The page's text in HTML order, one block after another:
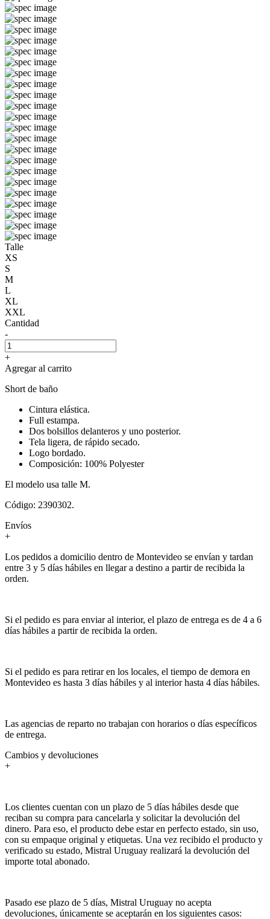
Talle
XS
S
M
L
XL
XXL
Cantidad
-
+
Agregar al carrito
Short de baño
Cintura elástica.
Full estampa.
Dos bolsillos delanteros y uno posterior.
Tela ligera, de rápido secado.
Logo bordado.
Composición: 100% Polyester
El modelo usa talle M.
Código: 2390302.
Envíos
+
Los pedidos a domicilio dentro de Montevideo se envían y tardan
entre 3 y 5 días hábiles en llegar a destino a partir de recibida la
orden.
Si el pedido es para enviar al interior, el plazo de entrega es de 4 a 6
días hábiles a partir de recibida la orden.
Si el pedido es para retirar en los locales, el tiempo de demora en
Montevideo es hasta 3 días hábiles y al interior hasta 4 días hábiles.
Las agencias de reparto no trabajan con horarios o días específicos
de entrega.
Cambios y devoluciones
+
Los clientes cuentan con un plazo de 5 días hábiles desde que
reciban su compra para cancelarla y solicitar la devolución del
dinero. Para eso, el producto debe estar en perfecto estado, sin uso,
con su empaque original y etiquetas. Una vez recibido el producto y
verificado su estado, Mistral Uruguay realizará la devolución del
importe total abonado.
Pasado ese plazo de 5 días, Mistral Uruguay no acepta
devoluciones, únicamente se aceptarán en los siguientes casos: